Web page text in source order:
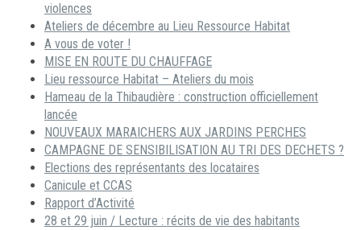
violences
Ateliers de décembre au Lieu Ressource Habitat
A vous de voter !
MISE EN ROUTE DU CHAUFFAGE
Lieu ressource Habitat – Ateliers du mois
Hameau de la Thibaudière : construction officiellement
lancée
NOUVEAUX MARAICHERS AUX JARDINS PERCHES
CAMPAGNE DE SENSIBILISATION AU TRI DES DECHETS ?
Elections des représentants des locataires
Canicule et CCAS
Rapport d’Activité
28 et 29 juin / Lecture : récits de vie des habitants